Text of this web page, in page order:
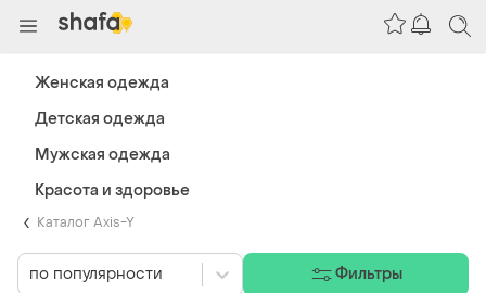
Каталог Axis-Y
по популярности Фильтры
Женская одежда
Детская одежда
Мужская одежда
Красота и здоровье